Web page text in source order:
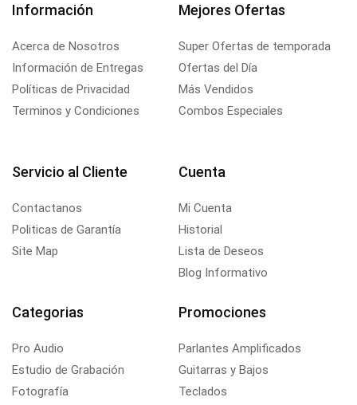
Información
Acerca de Nosotros
Información de Entregas
Políticas de Privacidad
Terminos y Condiciones
Mejores Ofertas
Super Ofertas de temporada
Ofertas del Día
Más Vendidos
Combos Especiales
Servicio al Cliente
Contactanos
Politicas de Garantía
Site Map
Cuenta
Mi Cuenta
Historial
Lista de Deseos
Blog Informativo
Categorias
Pro Audio
Estudio de Grabación
Fotografía
Promociones
Parlantes Amplificados
Guitarras y Bajos
Teclados